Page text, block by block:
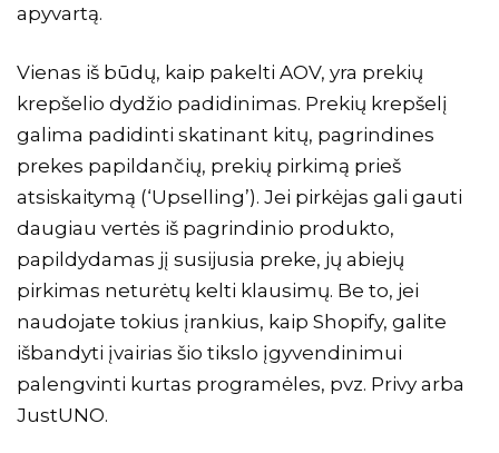
apyvartą.
Vienas iš būdų, kaip pakelti AOV, yra prekių
krepšelio dydžio padidinimas. Prekių krepšelį
galima padidinti skatinant kitų, pagrindines
prekes papildančių, prekių pirkimą prieš
atsiskaitymą (‘Upselling’). Jei pirkėjas gali gauti
daugiau vertės iš pagrindinio produkto,
papildydamas jį susijusia preke, jų abiejų
pirkimas neturėtų kelti klausimų. Be to, jei
naudojate tokius įrankius, kaip Shopify, galite
išbandyti įvairias šio tikslo įgyvendinimui
palengvinti kurtas programėles, pvz. Privy arba
JustUNO.